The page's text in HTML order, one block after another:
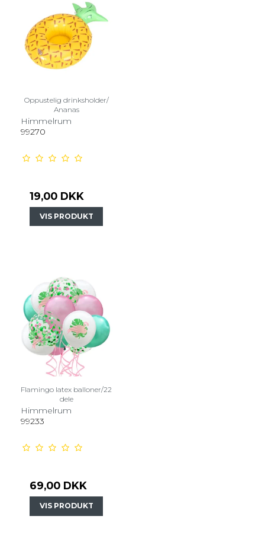
Oppustelig drinksholder/
Ananas
Himmelrum
99270
19,00 DKK
VIS PRODUKT
Flamingo latex balloner/22
dele
Himmelrum
99233
69,00 DKK
VIS PRODUKT